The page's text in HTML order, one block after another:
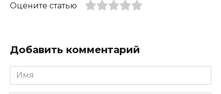
Оцените статью
Добавить комментарий
Имя
*